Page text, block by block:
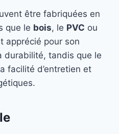
être fabriquées en
que le bois, le PVC ou
apprécié pour son
durabilité, tandis que le
facilité d’entretien et